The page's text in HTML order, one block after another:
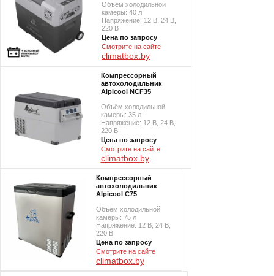
Объём холодильной
камеры: 40 л
Напряжение: 12 В, 24 В,
220 В
Цена по запросу
Смотрите на сайте
climatbox.by
Компрессорный
автохолодильник
Alpicool NCF35
Объём холодильной
камеры: 35 л
Напряжение: 12 В, 24 В,
220 В
Цена по запросу
Смотрите на сайте
climatbox.by
Компрессорный
автохолодильник
Alpicool C75
Объём холодильной
камеры: 75 л
Напряжение: 12 В, 24 В,
220 В
Цена по запросу
Смотрите на сайте
climatbox.by